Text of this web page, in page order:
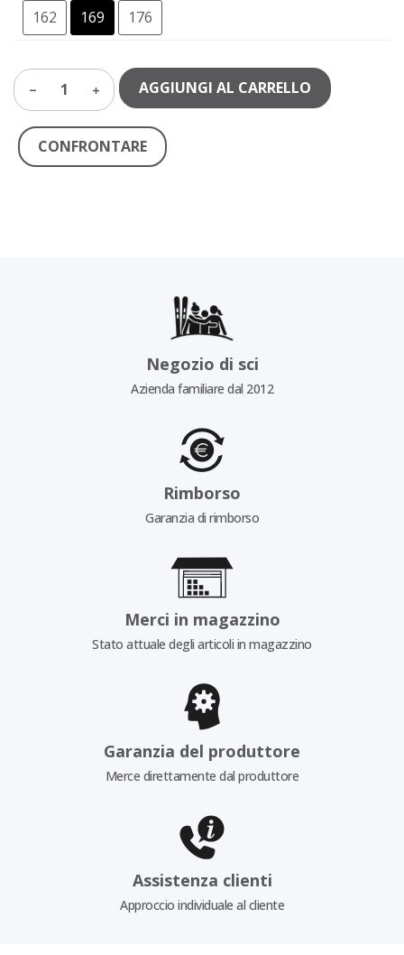
162
169 176
1 AGGIUNGI AL CARRELLO
CONFRONTARE
Negozio di sci
Azienda familiare dal 2012
Rimborso
Garanzia di rimborso
Merci in magazzino
Stato attuale degli articoli in magazzino
Garanzia del produttore
Merce direttamente dal produttore
Assistenza clienti
Approccio individuale al cliente